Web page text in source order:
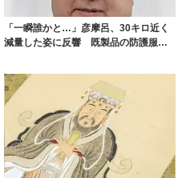
「一瞬誰かと…」彦摩呂、30キロ近く
減量した姿に反響 既製品の防護服が